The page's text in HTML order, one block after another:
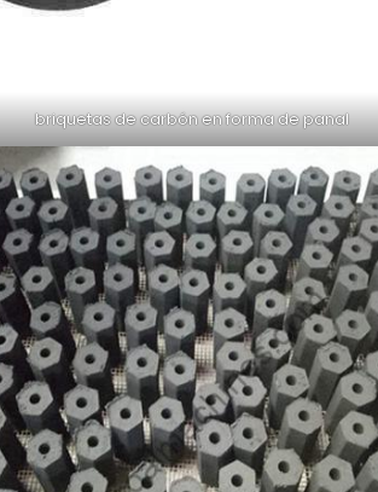
briquetas de carbón en forma de panal